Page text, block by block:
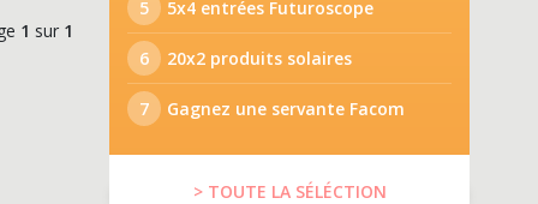
1 sur 1
5 5x4 entrées Futuroscope
6 20x2 produits solaires
7 Gagnez une servante Facom
> TOUTE LA SÉLÉCTION